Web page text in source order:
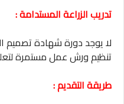
تدريب الزراعة المستدامة :
لا يوجد دورة شهادة تصميم
تنظيم ورش عمل مستمرة
طريقة التقديم :